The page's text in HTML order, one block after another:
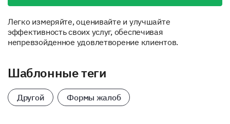
Легко измеряйте, оценивайте и улучшайте
эффективность своих услуг, обеспечивая
непревзойденное удовлетворение клиентов.
Шаблонные теги
Другой Формы жалоб